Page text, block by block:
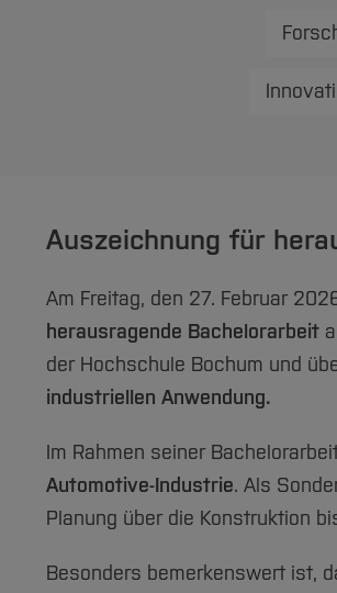
Auszeichnung für
Am Freitag, den 27. Februar
herausragende Bachelorarbeit
der Hochschule Bochum und
industriellen Anwendung.
Im Rahmen seiner
Automotive-Industrie. Als
Planung über die Konstruktion
Besonders bemerkenswert ist,